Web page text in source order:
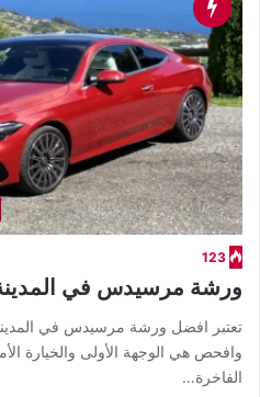
123
ورشة مرسيدس في المدينة
تعتبر افضل ورشة مرسيدس في المدينة
وافحص هي الوجهة الأولى والخيارة
الفاخرة…